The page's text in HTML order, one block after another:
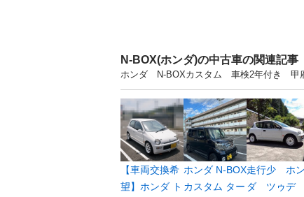
N-BOX(ホンダ)の中古車の関連記事
ホンダ N-BOXカスタム 車検2年付き 甲
【車両交換希
望】ホンダ ト
ホンダ N-BOX
カスタム ター
走行少 ホン
ダ ツゥデ